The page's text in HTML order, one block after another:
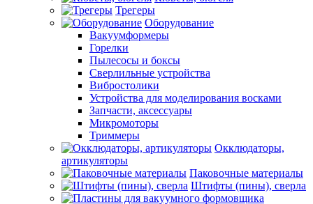
Трегеры
Оборудование
Вакуумформеры
Горелки
Пылесосы и боксы
Сверлильные устройства
Вибростолики
Устройства для моделирования восками
Запчасти, аксессуары
Микромоторы
Триммеры
Окклюдаторы,
артикуляторы
Паковочные материалы
Штифты (пины), сверла